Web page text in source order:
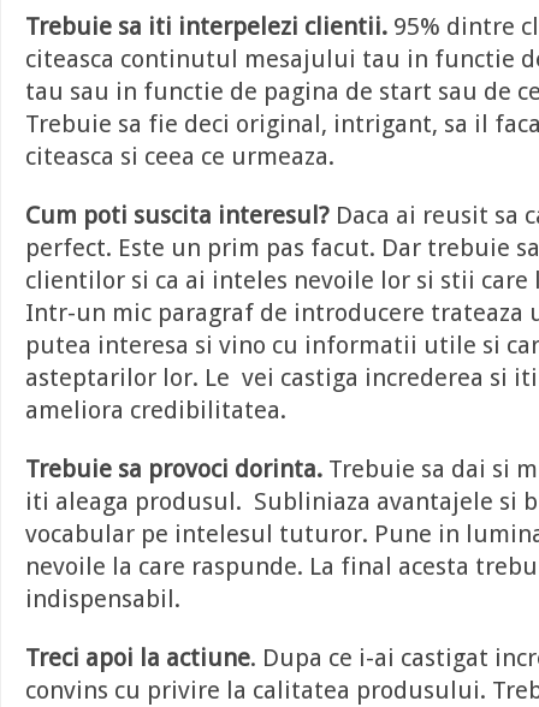
Trebuie sa iti interpelezi clientii. 95% dintre
citeasca continutul mesajului tau in functie
tau sau in functie de pagina de start sau de
Trebuie sa fie deci original, intrigant, sa il
citeasca si ceea ce urmeaza.
Cum poti suscita interesul? Daca ai reusit sa
perfect. Este un prim pas facut. Dar trebuie
clientilor si ca ai inteles nevoile lor si stii
Intr-un mic paragraf de introducere trateaza
putea interesa si vino cu informatii utile si
asteptarilor lor. Le vei castiga increderea si
ameliora credibilitatea.
Trebuie sa provoci dorinta. Trebuie sa dai si
iti aleaga produsul. Subliniaza avantajele si
vocabular pe intelesul tuturor. Pune in
nevoile la care raspunde. La final acesta
indispensabil.
Treci apoi la actiune. Dupa ce i-ai castigat
convins cu privire la calitatea produsului.